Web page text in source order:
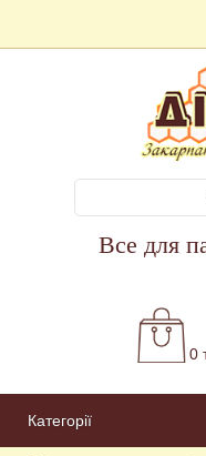
Все для
0
Категорії